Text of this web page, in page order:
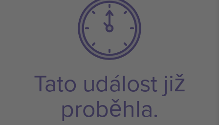
Tato událost již
proběhla.